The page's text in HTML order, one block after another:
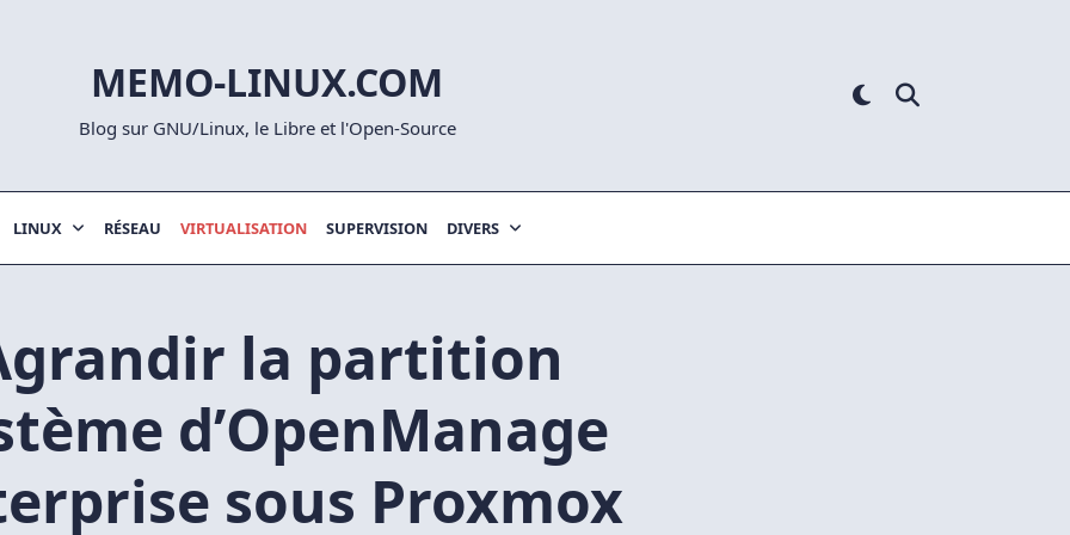
MEMO-LINUX.COM
Blog sur GNU/Linux, le Libre et l'Open-Source
LINUX RÉSEAU VIRTUALISATION SUPERVISION DIVERS
la partition
d’OpenManage
sous Proxmox